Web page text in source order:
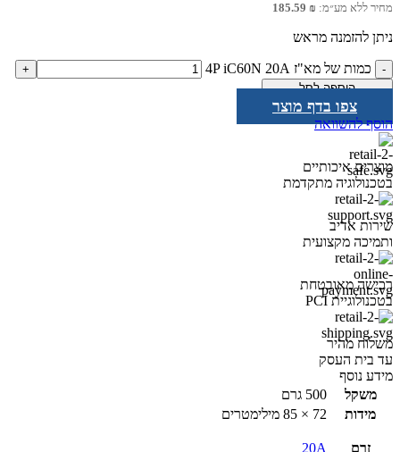
מחיר ללא מע״מ: 185.59 ₪
ניתן להזמנה מראש
כמות של מא"ז 4P iC60N 20A
הוספה לסל
צפו בדף מוצר
הוסף להשוואה
מוצרים איכותיים
בטכנולוגיה מתקדמת
שירות אדיב
ותמיכה מקצועית
רכישה מאובטחת
בטכנולוגיית PCI
משלוח מהיר
עד בית העסק
מידע נוסף
משקל
500 גרם
מידות
72 × 85 מילימטרים
זרם 20A